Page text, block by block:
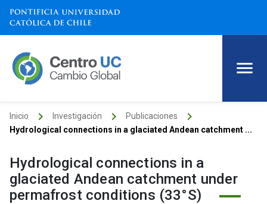
Inicio keyboard_arrow_right Investigación keyboard_arrow_right Publicaciones keyboard_arrow_right
Hydrological connections in a glaciated Andean catchment ...
Hydrological connections in a
glaciated Andean catchment under
permafrost conditions (33°S)